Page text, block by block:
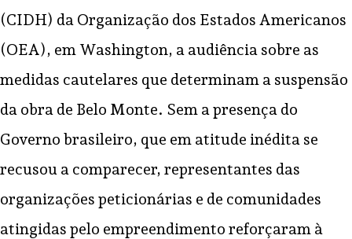
(CIDH) da Organização dos Estados Americanos
(OEA), em Washington, a audiência sobre as
medidas cautelares que determinam a suspensão
da obra de Belo Monte. Sem a presença do
Governo brasileiro, que em atitude inédita se
recusou a comparecer, representantes das
organizações peticionárias e de comunidades
atingidas pelo empreendimento reforçaram à